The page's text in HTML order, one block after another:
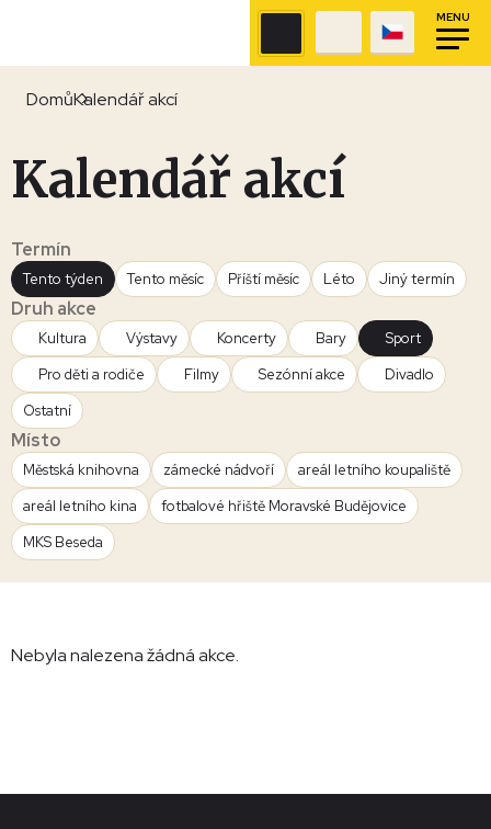
MENU
DomůKalendář akcí
Kalendář akcí
Termín
Tento týden Tento měsíc Příští měsíc Léto Jiný termín
Druh akce
Kultura Výstavy Koncerty Bary
Sport
Pro děti a rodiče
Filmy Sezónní akce
Divadlo
Ostatní
Místo
Městská knihovna zámecké nádvoří
areál letního koupaliště
areál letního kina
fotbalové hřiště Moravské Budějovice
MKS Beseda
Nebyla nalezena žádná akce.